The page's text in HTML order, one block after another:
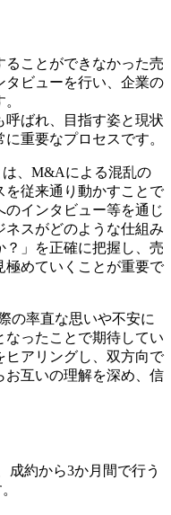
ことができなかった売
タビューを行い、企業の
呼ばれ、目指す姿と現状
重要なプロセスです。
、M&Aによる混乱の
を従来通り動かすことで
インタビュー等を通じ
スがどのような仕組み
」を正確に把握し、売
極めていくことが重要で
の率直な思いや不安に
ったことで期待してい
ヒアリングし、双方向で
お互いの理解を深め、信
成約から3か月間で行う